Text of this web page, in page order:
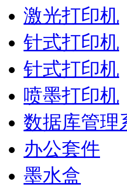
激光打印机
针式打印机
针式打印机
喷墨打印机
数据库管理
办公套件
墨水盒